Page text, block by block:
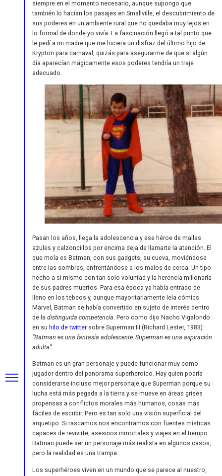
siempre en el momento necesario, aunque supongo que
también lo hacían los pasajes en Smallville, el descubrimiento de
sus poderes en un ambiente rural que no quedaba muy lejos en
lo formal de donde yo vivía. La fascinación llegó a tal punto que
le pedí a mi madre que me hiciera un disfraz del último hijo de
Krypton para carnaval, quizás para asegurarme de que si algún
día aparecían mágicamente esos poderes tendría un traje
adecuado.
Pasan los años, llega la adolescencia y ese héroe de mallas
azules y calzoncillos por encima deja de llamarte la atención. El
que mola es Batman, con sus gadgets, su cueva, moviéndose
entre las sombras, enfrentándose a los malos de cerca. Un tipo
hecho a sí mismo con tan solo voluntad y la herencia millonaria
de sus padres muertos. Para esa época ya había entrado de
lleno en los tebeos y, aunque mayoritariamente leía cómics
Marvel, Batman se había convertido en sujeto de interés dentro
de la distinguida competencia. Pero como dijo Nacho Vigalondo
en su hilo de twitter sobre Superman III (Richard Lester, 1983):
“Batman es una fantasía adolescente, Superman es una aspiración
adulta”.
Batman es un gran personaje y puede funcionar muy como
jugador dentro del panorama superheroico. Hay quien podría
considerarse incluso mejor personaje que Superman porque su
lucha está más pegada a la tierra y se mueve en áreas grises
propensas a conflictos morales más humanos, cosas más
fáciles de escribir. Pero es tan solo una visión superficial del
arquetipo. Si rascamos nos encontramos con fuentes místicas
capaces de revivirte, asesinos inmortales y viajes en el tiempo.
Batman puede ser un personaje más realista en algunos casos,
pero la realidad es una trampa.
Los superhéroes viven en un mundo que se parece al nuestro,